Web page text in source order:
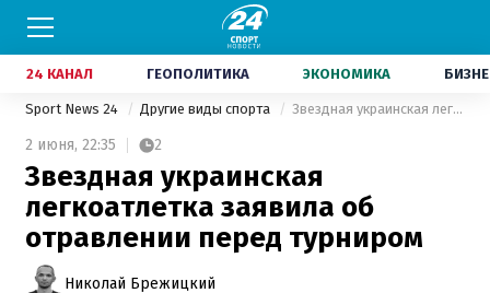
24 КАНАЛ ГЕОПОЛИТИКА ЭКОНОМИКА
Sport News 24 Другие виды спорта Звездная украинская легкоатлетка заявила об отравлении перед турниром
2 июня, 22:35 2
Звездная украинская
легкоатлетка заявила об
отравлении перед турниром
Николай Брежицкий